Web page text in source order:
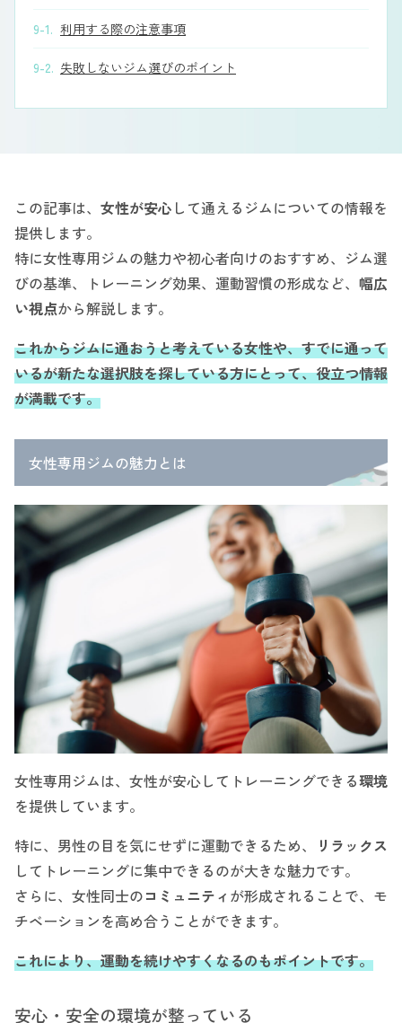
9-1. 利用する際の注意事項
9-2. 失敗しないジム選びのポイント
この記事は、 女性が安心 して通えるジムについての情報を
提供します。
特に女性専用ジムの魅力や初心者向けのおすすめ、ジム選
びの基準、トレーニング効果、運動習慣の形成など、 幅広
い視点から解説します。
これからジムに通おうと考えている女性や、すでに通って
いるが新たな選択肢を探している方にとって、役立つ情報
が満載です。
女性専用ジムの魅力とは
女性専用ジムは、女性が安心してトレーニングできる環境
を提供しています。
特に、男性の目を気にせずに運動できるため、
リラックス
してトレーニングに集中できるのが大きな魅力です。
さらに、女性同士のコミュニティ が形成されることで、モ
チベーションを高め合うことができます。
これにより、運動を続けやすくなるのもポイントです。
安心・安全の環境が整っている